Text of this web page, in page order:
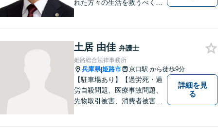
れた方々の生活を救うべく、
もご相談ください。二人三脚
で平穏な生活を取り戻しまし
ょう。【Zoom・電話相談O
K】
土居 由佳 弁護士
姫路総合法律事務所
兵庫県|姫路市 京口駅 から徒歩9分
【駐車場あり】【過労死・過
労自殺問題、医療事故問題、
先物取引被害、消費者被害、
詳細を見
る